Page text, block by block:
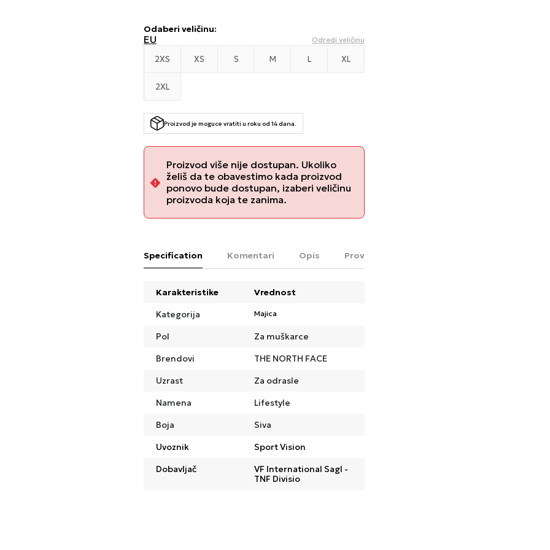
Odaberi veličinu:
EU Odredi veličinu
2XS XS S M L XL
2XL
Proizvod je moguce vratiti u roku od 14 dana.
Proizvod više nije dostupan. Ukoliko
želiš da te obavestimo kada proizvod
ponovo bude dostupan, izaberi veličinu
proizvoda koja te zanima.
Specification Komentari Opis Proveri dostupnost u radnjama
Karakteristike
Vrednost
Kategorija
Majica
Pol
Za muškarce
Brendovi
THE NORTH FACE
Uzrast
Za odrasle
Namena
Lifestyle
Boja
Siva
Uvoznik
Sport Vision
Dobavljač
VF International Sagl -
TNF Divisio